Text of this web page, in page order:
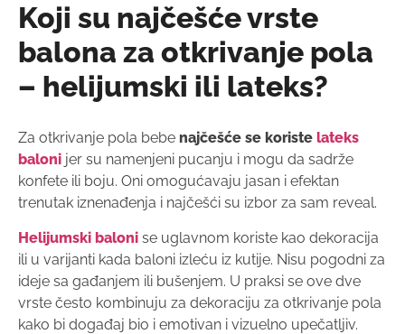
Koji su najčešće vrste
balona za otkrivanje pola
– helijumski ili lateks?
Za otkrivanje pola bebe najčešće se koriste lateks
baloni jer su namenjeni pucanju i mogu da sadrže
konfete ili boju. Oni omogućavaju jasan i efektan
trenutak iznenađenja i najčešći su izbor za sam reveal.
Helijumski baloni se uglavnom koriste kao dekoracija
ili u varijanti kada baloni izleću iz kutije. Nisu pogodni za
ideje sa gađanjem ili bušenjem. U praksi se ove dve
vrste često kombinuju za dekoraciju za otkrivanje pola
kako bi događaj bio i emotivan i vizuelno upečatljiv.